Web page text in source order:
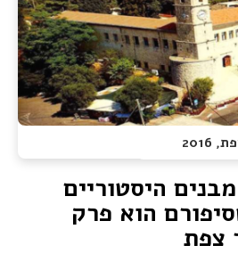
היסטוריים
הוא פרק
צפת